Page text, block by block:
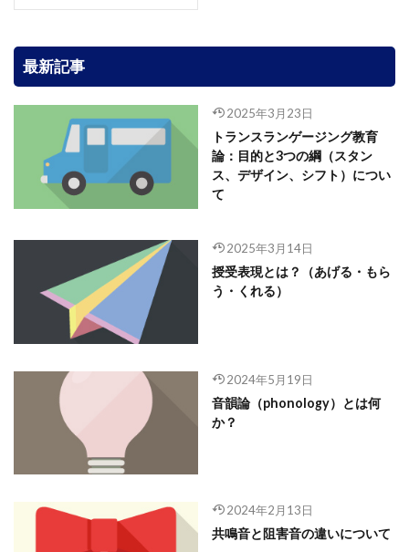
最新記事
2025年3月23日
トランスランゲージング教育
論：目的と3つの綱（スタン
ス、デザイン、シフト）につい
て
2025年3月14日
授受表現とは？（あげる・もら
う・くれる）
2024年5月19日
音韻論（phonology）とは何
か？
2024年2月13日
共鳴音と阻害音の違いについて